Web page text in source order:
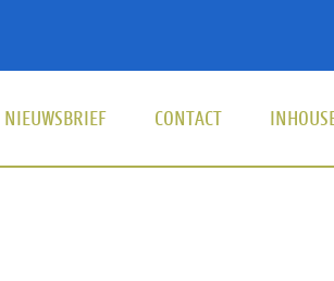
NIEUWSBRIEF CONTACT